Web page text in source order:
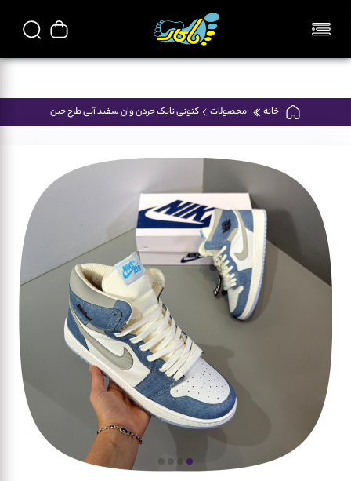
تمامی محصولات فروشگاه پاکار ایرانی میباشد
خانه محصولات کتونی نایک جردن وان سفید آبی طرح جین